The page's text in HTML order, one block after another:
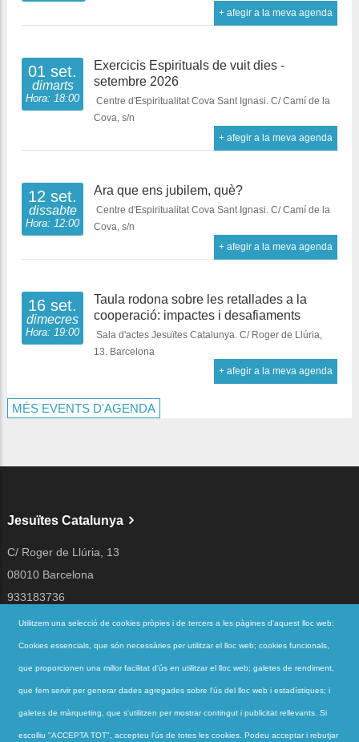
+ afegir a la meva agenda
01 set.
dimarts
Hora: 18:00
Exercicis Espirituals de vuit dies -
setembre 2026
Centre d'Espiritualitat Cova Sant Ignasi. C/ Camí de la
Cova, s/n
+ afegir a la meva agenda
12 set.
dissabte
Hora: 12:00
Ara que ens jubilem, què?
Centre d'Espiritualitat Cova Sant Ignasi. C/ Camí de la
Cova, s/n
+ afegir a la meva agenda
16 set.
dimecres
Hora: 19:00
Taula rodona sobre les retallades a la
cooperació: impactes i desafiaments
Sala d'actes Jesuïtes Catalunya. C/ Roger de Llúria,
13. Barcelona
+ afegir a la meva agenda
MÉS EVENTS D'AGENDA
Jesuïtes Catalunya
C/ Roger de Llúria, 13
08010 Barcelona
933183736
jesuites@jesuites.net
Segueix-nos a
Utilitzem una selecció de cookies pròpies i de tercers a les pàgines d'aquest lloc web:
Cookies essencials, que són necessàries per utilitzar el lloc web; cookies funcionals,
que proporcionen una millor facilitat d'ús en utilitzar el lloc web; galetes de rendiment,
que fem servir per generar dades agregades sobre l'ús del lloc web i estadístiques; i
galetes de màrqueting, que s'utilitzen per mostrar contingut i publicitat rellevants. Si
escolliu "ACCEPTA TOT", accepteu l'ús de totes les cookies. Podeu acceptar i rebutjar